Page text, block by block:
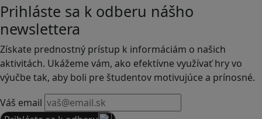
Prihláste sa k odberu nášho
newslettera
Získate prednostný prístup k informáciám o našich
aktivitách. Ukážeme vám, ako efektívne využívať hry vo
výučbe tak, aby boli pre študentov motivujúce a prínosné.
Váš email